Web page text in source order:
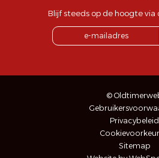
Blijf steeds op de hoogte via
©
Privacybeleid
Sitemap